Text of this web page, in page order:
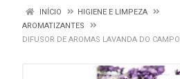
INÍCIO
HIGIENE E LIMPEZA
AROMATIZANTES
DIFUSOR DE AROMAS LAVANDA DO CAMPO